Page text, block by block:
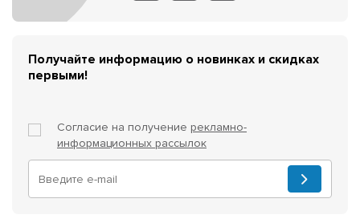
Получайте информацию о новинках и скидках
первыми!
Согласие на получение рекламно-
информационных рассылок